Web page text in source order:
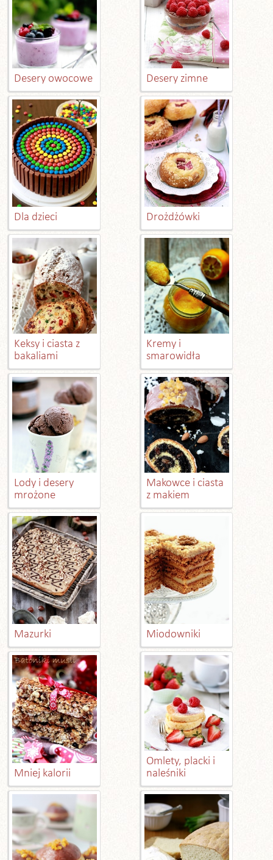
Desery owocowe Desery zimne
Dla dzieci Drożdżówki
Keksy i ciasta z
bakaliami
Kremy i
smarowidła
Lody i desery
mrożone
Makowce i ciasta
z makiem
Mazurki Miodowniki
Mniej kalorii
Omlety, placki i
naleśniki